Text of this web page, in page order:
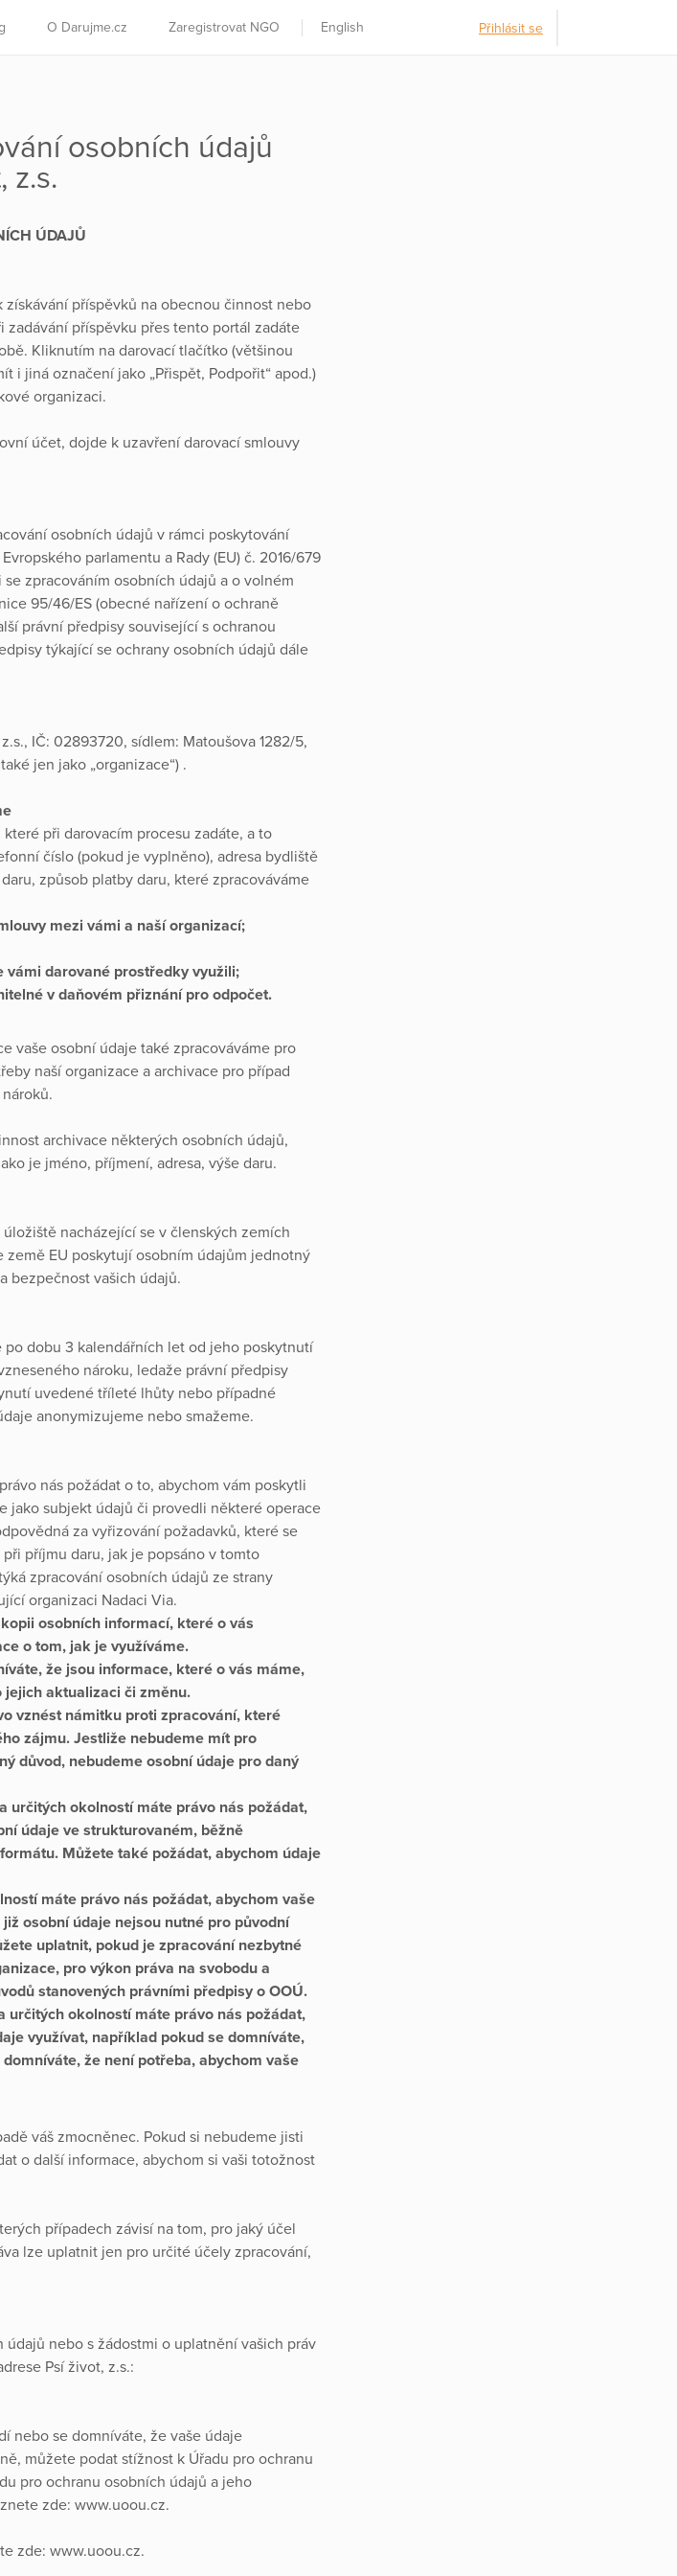
O Darujme.cz Zaregistrovat NGO English Přihlásit se
osobních údajů
z.s.
ÚDAJŮ
získávání příspěvků na obecnou činnost nebo
příspěvku přes tento portál zadáte
Kliknutím na darovací tlačítko (většinou
i jiná označení jako „Přispět, Podpořit“ apod.)
organizaci.
účet, dojde k uzavření darovací smlouvy
osobních údajů v rámci poskytování
parlamentu a Rady (EU) č. 2016/679
zpracováním osobních údajů a o volném
95/46/ES (obecné nařízení o ochraně
právní předpisy související s ochranou
týkající se ochrany osobních údajů dále
IČ: 02893720, sídlem: Matoušova 1282/5,
jen jako „organizace“) .
při darovacím procesu zadáte, a to
číslo (pokud je vyplněno), adresa bydliště
způsob platby daru, které zpracováváme
mezi vámi a naší organizací;
darované prostředky využili;
v daňovém přiznání pro odpočet.
vaše osobní údaje také zpracováváme pro
naší organizace a archivace pro případ
archivace některých osobních údajů,
je jméno, příjmení, adresa, výše daru.
nacházející se v členských zemích
země EU poskytují osobním údajům jednotný
bezpečnost vašich údajů.
dobu 3 kalendářních let od jeho poskytnutí
nároku, ledaže právní předpisy
uvedené tříleté lhůty nebo případné
anonymizujeme nebo smažeme.
nás požádat o to, abychom vám poskytli
jako subjekt údajů či provedli některé operace
za vyřizování požadavků, které se
příjmu daru, jak je popsáno v tomto
zpracování osobních údajů ze strany
organizaci Nadaci Via.
osobních informací, které o vás
o tom, jak je využíváme.
že jsou informace, které o vás máme,
jejich aktualizaci či změnu.
vznést námitku proti zpracování, které
zájmu. Jestliže nebudeme mít pro
důvod, nebudeme osobní údaje pro daný
určitých okolností máte právo nás požádat,
údaje ve strukturovaném, běžně
Můžete také požádat, abychom údaje
máte právo nás požádat, abychom vaše
osobní údaje nejsou nutné pro původní
uplatnit, pokud je zpracování nezbytné
pro výkon práva na svobodu a
stanovených právními předpisy o OOÚ.
určitých okolností máte právo nás požádat,
využívat, například pokud se domníváte,
že není potřeba, abychom vaše
váš zmocněnec. Pokud si nebudeme jisti
o další informace, abychom si vaši totožnost
případech závisí na tom, pro jaký účel
lze uplatnit jen pro určité účely zpracování,
nebo s žádostmi o uplatnění vašich práv
Psí život, z.s.:
nebo se domníváte, že vaše údaje
můžete podat stížnost k Úřadu pro ochranu
pro ochranu osobních údajů a jeho
zde: www.uoou.cz.
zde: www.uoou.cz.